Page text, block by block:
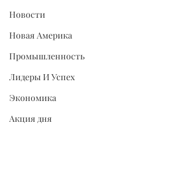
Новости
Новая Америка
Промышленность
Лидеры И Успех
Экономика
Акция дня